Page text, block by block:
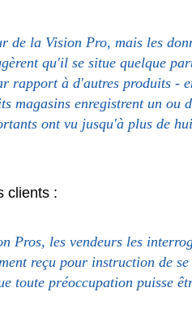
de la Vision Pro, mais les
qu'il se situe quelque
rapport à d'autres produits -
magasins enregistrent un ou
ont vu jusqu'à plus de
clients :
Pros, les vendeurs les
reçu pour instruction de
toute préoccupation puisse